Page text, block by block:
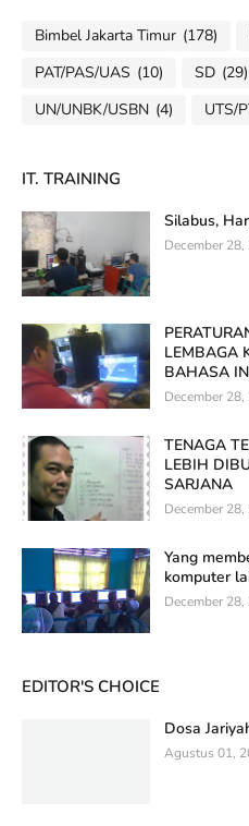
Bimbel Jakarta Timur (178)
PAT/PAS/UAS (10) SD (29)
UN/UNBK/USBN (4) UTS/
IT. TRAINING
Silabus,
December
LEMBAGA
BAHASA
December
TENAGA
LEBIH
SARJANA
December
Yang
komputer
December
EDITOR'S CHOICE
Dosa
Agustus 01,